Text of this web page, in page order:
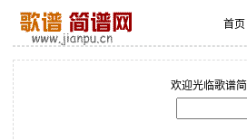
首页
欢迎光临歌谱